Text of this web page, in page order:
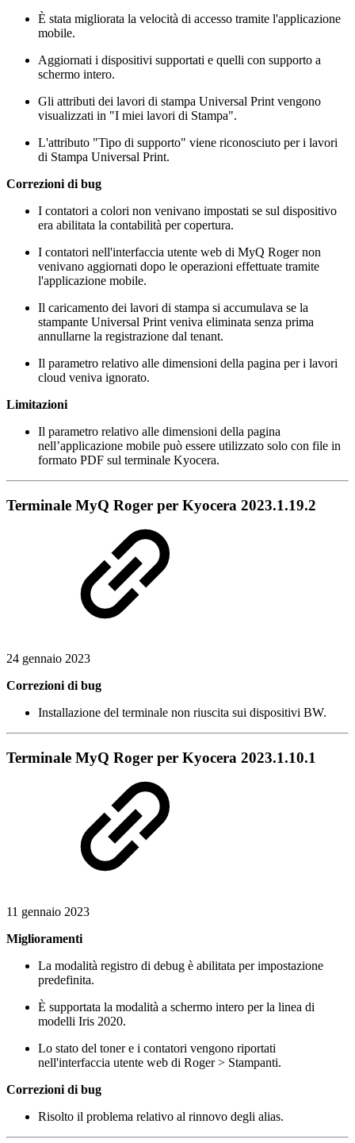
È stata migliorata la velocità di accesso tramite l'applicazione
mobile.
Aggiornati i dispositivi supportati e quelli con supporto a
schermo intero.
Gli attributi dei lavori di stampa Universal Print vengono
visualizzati in "I miei lavori di Stampa".
L'attributo "Tipo di supporto" viene riconosciuto per i lavori
di Stampa Universal Print.
Correzioni di bug
I contatori a colori non venivano impostati se sul dispositivo
era abilitata la contabilità per copertura.
I contatori nell'interfaccia utente web di MyQ Roger non
venivano aggiornati dopo le operazioni effettuate tramite
l'applicazione mobile.
Il caricamento dei lavori di stampa si accumulava se la
stampante Universal Print veniva eliminata senza prima
annullarne la registrazione dal tenant.
Il parametro relativo alle dimensioni della pagina per i lavori
cloud veniva ignorato.
Limitazioni
Il parametro relativo alle dimensioni della pagina
nell’applicazione mobile può essere utilizzato solo con file in
formato PDF sul terminale Kyocera.
Terminale MyQ Roger per Kyocera 2023.1.19.2
24 gennaio 2023
Correzioni di bug
Installazione del terminale non riuscita sui dispositivi BW.
Terminale MyQ Roger per Kyocera 2023.1.10.1
11 gennaio 2023
Miglioramenti
La modalità registro di debug è abilitata per impostazione
predefinita.
È supportata la modalità a schermo intero per la linea di
modelli Iris 2020.
Lo stato del toner e i contatori vengono riportati
nell'interfaccia utente web di Roger > Stampanti.
Correzioni di bug
Risolto il problema relativo al rinnovo degli alias.